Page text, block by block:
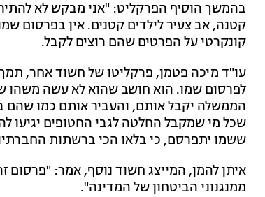
בהמשך הוסיף הפרקליט: "אני מבקש לא
קטנה, אב צעיר לילדים קטנים. אין בפרסום
קונקרטי על הפרטים שהם רוצים לקבל.
עו"ד מיכה פטמן, פרקליטו של חשוד אחר,
לפרסום שמו. הוא חושב שהוא לא עשה משהו
הממשלה יקבל אותם, והעביר אותם כמו
שכל מי שמקבל החלטה לגבי החטופים יגיעו
ששמו יתפרסם, כי בלאו הכי ברשתות
איתן להמן, המייצג חשוד נוסף, אמר:
ממנגנוני הביטחון של המדינה".